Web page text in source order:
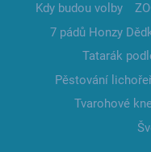
Kdy budou volby
7 pádů Honzy
Tatarák
Pěstování
Tvarohové